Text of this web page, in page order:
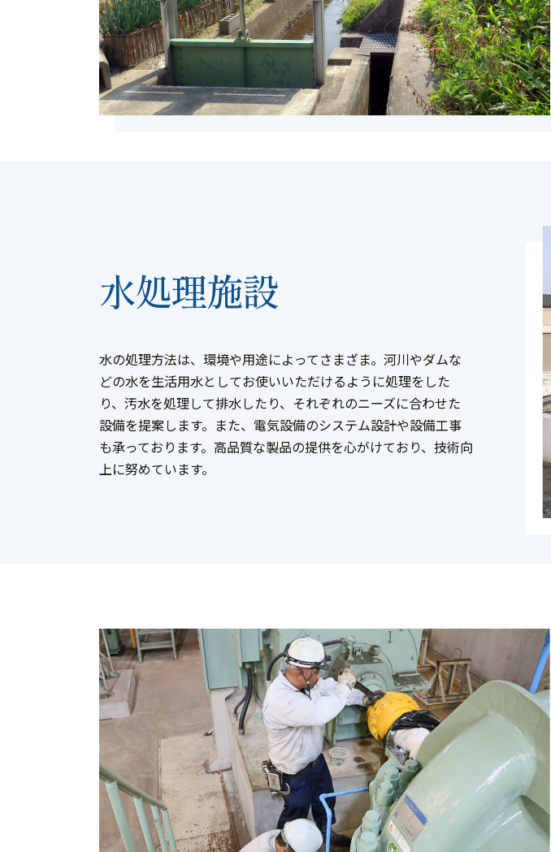
水処理施設
水の処理方法は、環境や用途によってさまざま。河川やダムな
どの水を生活用水としてお使いいただけるように処理をした
り、汚水を処理して排水したり、それぞれのニーズに合わせた
設備を提案します。また、電気設備のシステム設計や設備工事
も承っております。高品質な製品の提供を心がけており、技術向
上に努めています。